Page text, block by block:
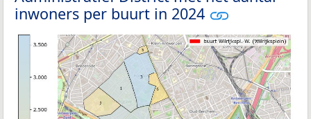
inwoners per buurt in 2024